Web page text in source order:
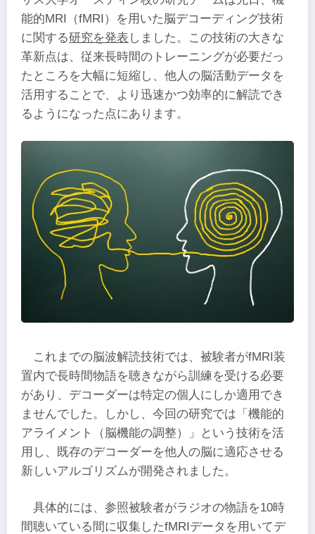
能的MRI（fMRI）を用いた脳デコーディング技術
に関する研究を発表 しました。この技術の大きな
革新点は、従来長時間のトレーニングが必要だっ
たところを大幅に短縮し、他人の脳活動データを
活用することで、より迅速かつ効率的に解読でき
るようになった点にあります。
これまでの脳波解読技術では、被験者がfMRI装
置内で長時間物語を聴きながら訓練を受ける必要
があり、デコーダーは特定の個人にしか適用でき
ませんでした。しかし、今回の研究では「機能的
アライメント（脳機能の調整）」という技術を活
用し、既存のデコーダーを他人の脳に適応させる
新しいアルゴリズムが開発されました。
具体的には、参照被験者がラジオの物語を10時
間聴いている間に収集したfMRIデータを用いてデ